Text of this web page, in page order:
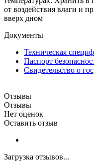
от воздействия влаги и
вверх дном
Документы
Техническая
Паспорт
Свидетельство о
Отзывы
Отзывы
Нет оценок
Оставить отзыв
Загрузка отзывов...